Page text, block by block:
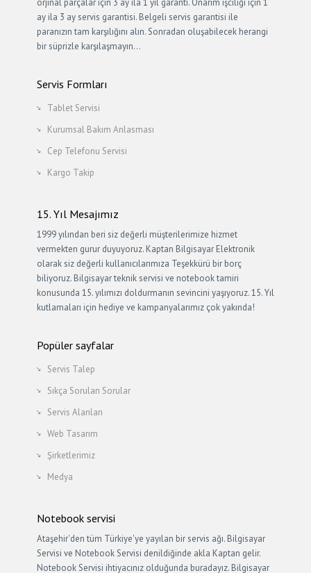
orjinal parçalar için 3 ay ila 1 yıl garanti. Onarım işciliği için 1
ay ila 3 ay servis garantisi. Belgeli servis garantisi ile
paranızın tam karşılığını alın. Sonradan oluşabilecek herangi
bir süprizle karşılaşmayın…
Servis Formları
Tablet Servisi
Kurumsal Bakım Anlasması
Cep Telefonu Servisi
Kargo Takip
15. Yıl Mesajımız
1999 yılından beri siz değerli müşterilerimize hizmet
vermekten gurur duyuyoruz. Kaptan Bilgisayar Elektronik
olarak siz değerli kullanıcılarımıza Teşekkürü bir borç
biliyoruz. Bilgisayar teknik servisi ve notebook tamiri
konusunda 15. yılımızı doldurmanın sevincini yaşıyoruz. 15. Yıl
kutlamaları için hediye ve kampanyalarımız çok yakında!
Popüler sayfalar
Servis Talep
Sıkça Sorulan Sorular
Servis Alanları
Web Tasarım
Şirketlerimiz
Medya
Notebook servisi
Ataşehir'den tüm Türkiye'ye yayılan bir servis ağı. Bilgisayar
Servisi ve Notebook Servisi denildiğinde akla Kaptan gelir.
Notebook Servisi ihtiyacınız olduğunda buradayız. Bilgisayar